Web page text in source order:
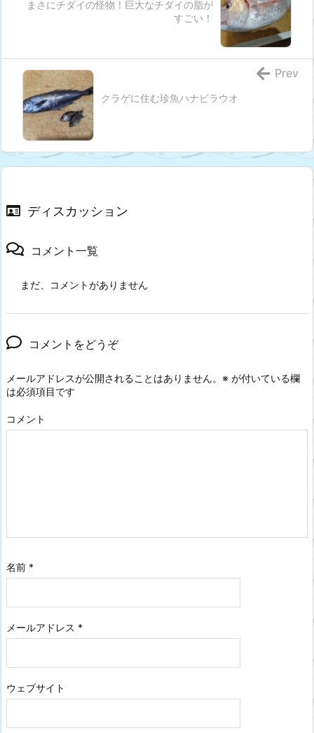
まさにチダイの怪物！巨大なチダイの脂が
すごい！
クラゲに住む珍魚ハナビラウオ
Prev
ディスカッション
コメント一覧
まだ、コメントがありません
コメントをどうぞ
メールアドレスが公開されることはありません。 ※ が付いている欄
は必須項目です
コメント
名前 *
メールアドレス *
ウェブサイト